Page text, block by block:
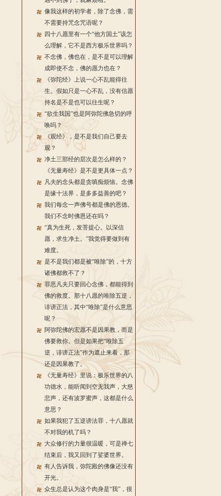
像我这样的初学者，除了念佛，需
不需要持咒念咒语呢？
四十八愿里有一个“他方国土”该怎
么理解，它不是西方极乐世界吗？
不念佛，佛也在，是不是可以理解
成即使不念，佛的愿力也在？
《弥陀经》上说一心不乱能得往
生。假如只是一心不乱，没有信愿
持名是不是也可以往生呢？
“欲生我国”也是阿弥陀佛急切的呼
唤吗？
《观经》，是不是我们自己要去
观？
净土三部经的层次是怎么样的？
《无量寿经》是不是更具体一点？
凡夫的念头都是贪嗔痴烦恼。念佛
是缘十法界，是多多益善的吧？
我们每念一声佛号都是佛的恩德。
我们不念时佛恩还在吗？
“真为生死，发菩提心。以深信
愿，求生净土。”我觉得要做到有
难度。
是不是我们都是被“唯除”的，十方
诸佛都救不了？
罪恶凡夫只要回心念佛，都能得到
佛的救度。那十八愿的唯除五逆，
诽谤正法，其中“唯除”是什么意思
呢？
阿弥陀佛的宏愿不是因果教，而是
佛要救你。但是如果把“唯除五
逆，诽谤正法”作为遮止来看，那
还是因果教了。
《无量寿经》里说：极乐世界的八
功德水，能听闻到空无我声，大慈
悲声，还有波罗蜜声，这都是什么
意思？
如果我犯了五逆谤法罪，十八愿就
不对我的机了吗？
大众修行的力量很温暖，可是禅七
结束后，我又回到了娑婆世界。
有人告诉我，弥陀殿的佛像还没有
开光。
众生总是认为这个肉身是“我”，很